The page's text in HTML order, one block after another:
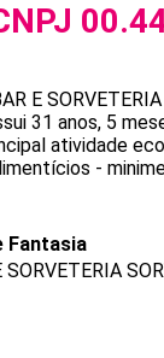
E
31 anos, 5
atividade
-
Fantasia
SORVETERIA